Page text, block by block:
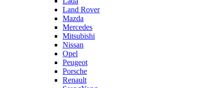
Land Rover
Mazda
Mercedes
Mitsubishi
Nissan
Opel
Peugeot
Porsche
Renault